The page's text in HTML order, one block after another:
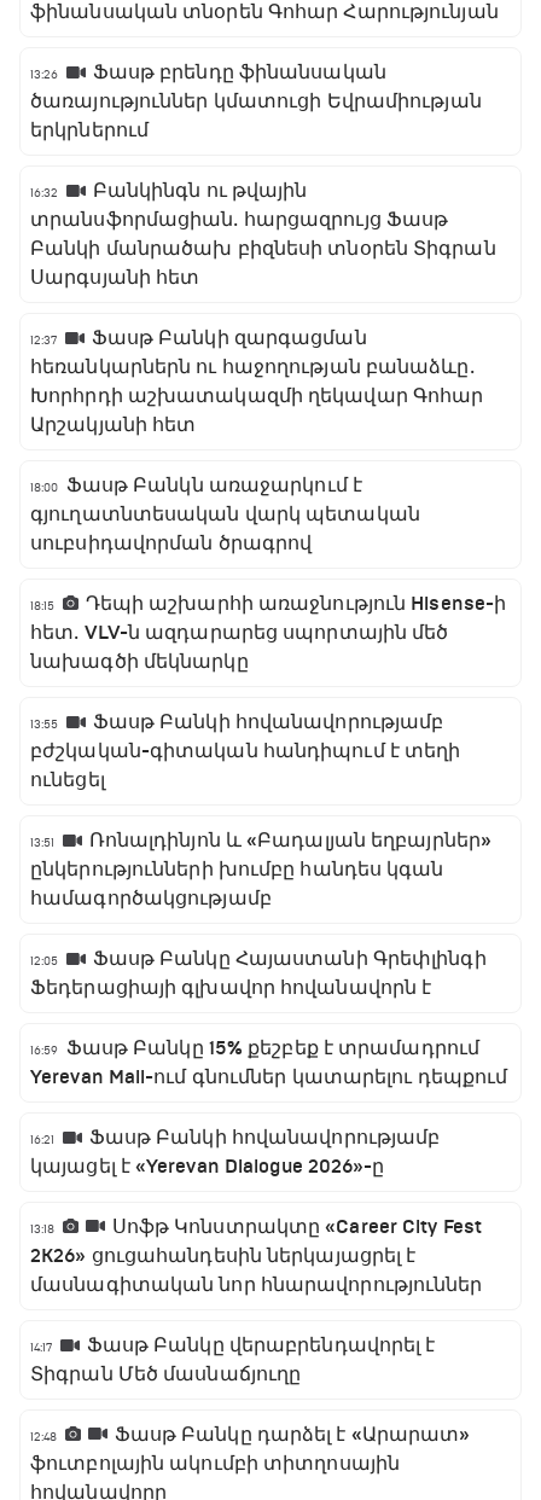
ֆինանսական տնօրեն Գոհար Հարությունյան
13:26
Ֆասթ բրենդը ֆինանսական
ծառայություններ կմատուցի Եվրամիության
երկրներում
16:32
Բանկինգն ու թվային
տրանսֆորմացիան․ հարցազրույց Ֆասթ
Բանկի մանրածախ բիզնեսի տնօրեն Տիգրան
Սարգսյանի հետ
12:37
Ֆասթ Բանկի զարգացման
հեռանկարներն ու հաջողության բանաձևը․
Խորհրդի աշխատակազմի ղեկավար Գոհար
Արշակյանի հետ
18:00
Ֆասթ Բանկն առաջարկում է
գյուղատնտեսական վարկ պետական
սուբսիդավորման ծրագրով
18:15
Դեպի աշխարհի առաջնություն Hisense-ի
հետ․ VLV-ն ազդարարեց սպորտային մեծ
նախագծի մեկնարկը
13:55
Ֆասթ Բանկի հովանավորությամբ
բժշկական-գիտական հանդիպում է տեղի
ունեցել
13:51
Ռոնալդինյոն և «Բադալյան եղբայրներ»
ընկերությունների խումբը հանդես կգան
համագործակցությամբ
12:05
Ֆասթ Բանկը Հայաստանի Գրեփլինգի
Ֆեդերացիայի գլխավոր հովանավորն է
16:59
Ֆասթ Բանկը 15% քեշբեք է տրամադրում
Yerevan Mall-ում գնումներ կատարելու դեպքում
16:21
Ֆասթ Բանկի հովանավորությամբ
կայացել է «Yerevan Dialogue 2026»-ը
13:18
Սոֆթ Կոնստրակտը «Career City Fest
2K26» ցուցահանդեսին ներկայացրել է
մասնագիտական նոր հնարավորություններ
14:17
Ֆասթ Բանկը վերաբրենդավորել է
Տիգրան Մեծ մասնաճյուղը
12:48
Ֆասթ Բանկը դարձել է «Արարատ»
ֆուտբոլային ակումբի տիտղոսային
հովանավորը